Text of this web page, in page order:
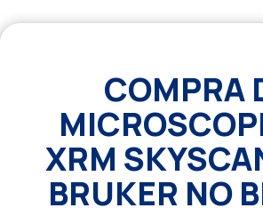
COMPRA
XRM
BRUKER NO